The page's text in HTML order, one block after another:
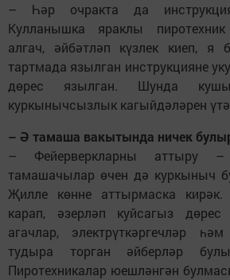
– Һәр очракта да
Кулланышка яраклы
алгач, әйбәтләп күзлек киеп, я
тартмада язылган инструкцияне
дөрес язылган. Шунда
куркынычсызлык кагыйдәләрен
– Ә тамаша вакытында ничек
– Фейерверкларны аттыру
тамашачылар өчен дә куркыныч
Җилле көнне аттырмаска
карап, әзерләп куйсагыз
агачлар, электрүткәргечләр
тудыра торган әйберләр
Пиротехникалар юешләнгән